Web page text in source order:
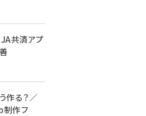
共済アプ
作る？／
制作フ